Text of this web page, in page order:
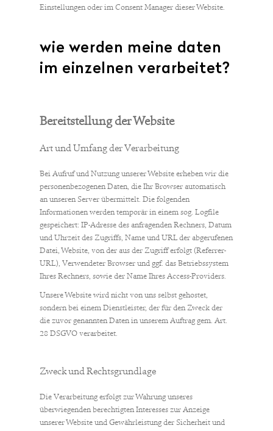
Einstellungen oder im Consent Manager dieser Website.
wie werden meine daten
im einzelnen verarbeitet?
Bereitstellung der Website
Art und Umfang der Verarbeitung
Bei Aufruf und Nutzung unserer Website erheben wir die
personenbezogenen Daten, die Ihr Browser automatisch
an unseren Server übermittelt. Die folgenden
Informationen werden temporär in einem sog. Logfile
gespeichert: IP-Adresse des anfragenden Rechners, Datum
und Uhrzeit des Zugriffs, Name und URL der abgerufenen
Datei, Website, von der aus der Zugriff erfolgt (Referrer-
URL), Verwendeter Browser und ggf. das Betriebssystem
Ihres Rechners, sowie der Name Ihres Access-Providers.
Unsere Website wird nicht von uns selbst gehostet,
sondern bei einem Dienstleister, der für den Zweck der
die zuvor genannten Daten in unserem Auftrag gem. Art.
28 DSGVO verarbeitet.
Zweck und Rechtsgrundlage
Die Verarbeitung erfolgt zur Wahrung unseres
überwiegenden berechtigten Interesses zur Anzeige
unserer Website und Gewährleistung der Sicherheit und